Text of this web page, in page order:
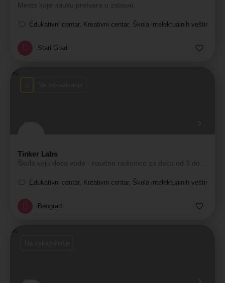
Mesto koje nauku pretvara u zabavu.
Edukativni centar, Kreativni centar, Škola intelektualnih veština,
Stari Grad
Tinker Labs
Edukativni centar, Kreativni centar, Škola intelektualnih veština,
Beograd